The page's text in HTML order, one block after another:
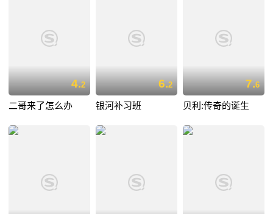
4.2
二哥来了怎么办
6.2
银河补习班
7.6
贝利:传奇的诞生